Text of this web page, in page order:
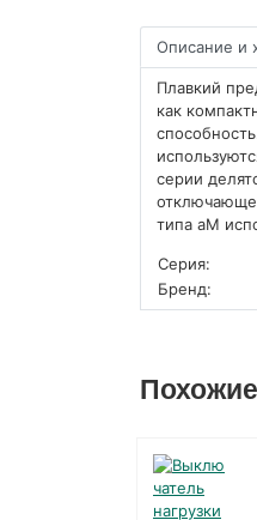
Описание и
Плавкий
как
серии
типа aM
Серия:
Бренд: